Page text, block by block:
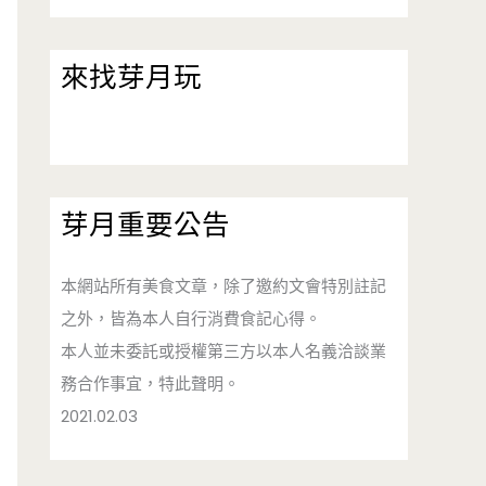
來找芽月玩
芽月重要公告
本網站所有美食文章，除了邀約文會特別註記
之外，皆為本人自行消費食記心得。
本人並未委託或授權第三方以本人名義洽談業
務合作事宜，特此聲明。
2021.02.03